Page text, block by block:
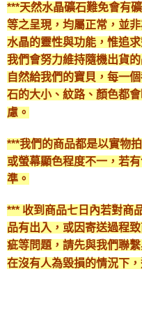
***天然水晶礦石難免會有
等之呈現，均屬正常，並
水晶的靈性與功能，惟追
我們會努力維持隨機出貨
自然給我們的寶貝，每一
石的大小、紋路、顏色都
慮。
***我們的商品都是以實物
或螢幕顯色程度不一，若
準。
*** 收到商品七日內若對商
品有出入，或因寄送過程
疵等問題，請先與我們聯
在沒有人為毀損的情況下